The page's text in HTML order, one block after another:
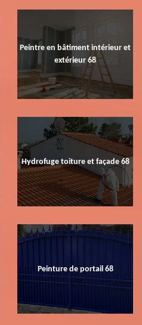
Peintre en bâtiment intérieur et
extérieur 68
Hydrofuge toiture et façade 68
Peinture de portail 68